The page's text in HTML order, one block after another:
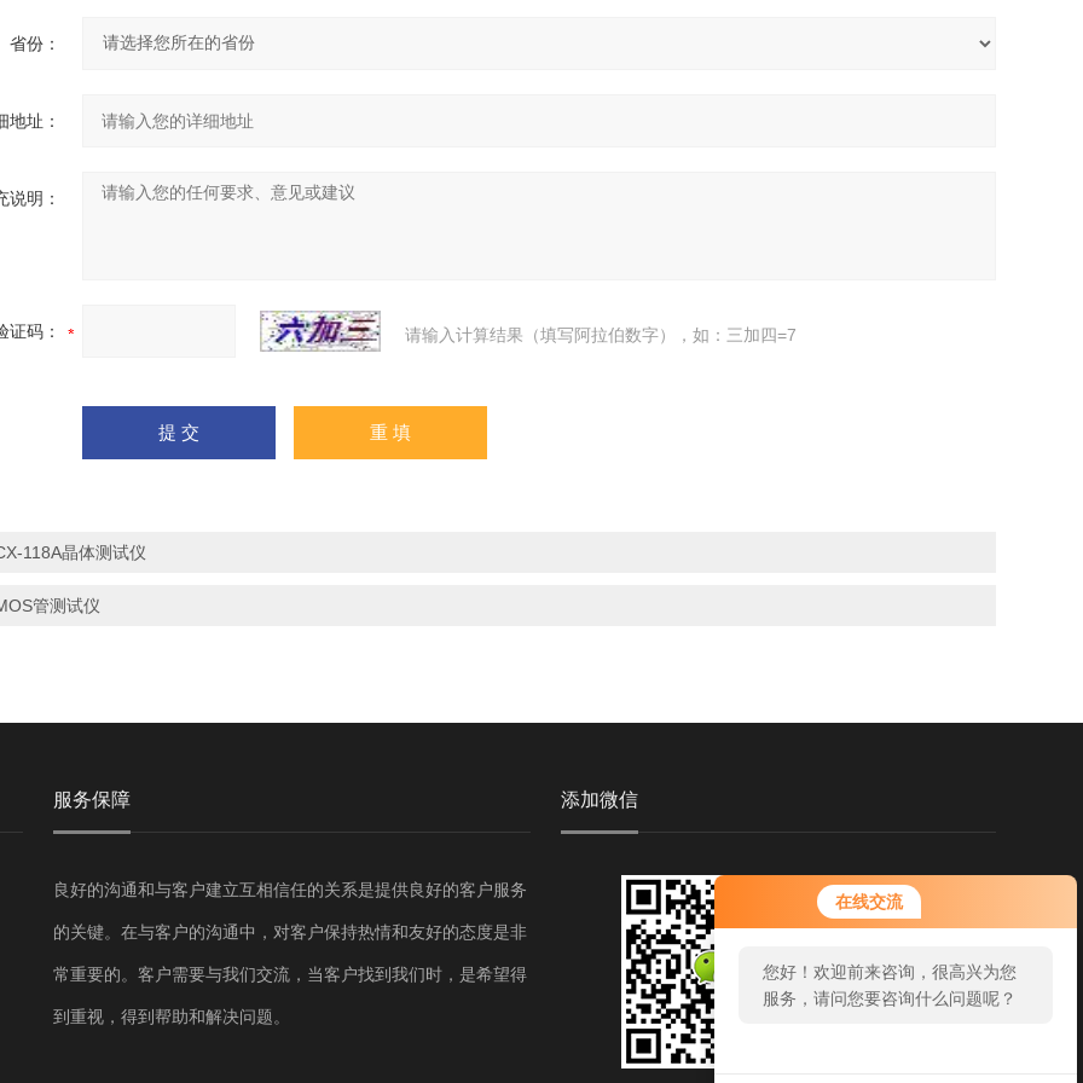
在线交流
您好！欢迎前来咨询，很高兴为您
服务，请问您要咨询什么问题呢？
您好，看您停留很久了，是否找到
了需求产品，您可以直接在线与我
省份：
地址：
说明：
证码： 请输入计算结果（填写阿拉伯数字），如：三加四=7
118A晶体测试仪
管测试仪
服务保障
良好的沟通和与客户建立互相信任的关系是提供良好的客户服务
的关键。在与客户的沟通中，对客户保持热情和友好的态度是非
常重要的。客户需要与我们交流，当客户找到我们时，是希望得
到重视，得到帮助和解决问题。
添加微信